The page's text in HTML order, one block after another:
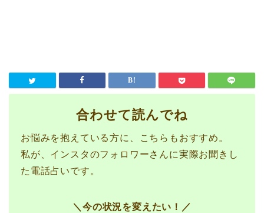
合わせて読んでね
お悩みを抱えている方に、こちらもおすすめ。
私が、インスタのフォロワーさんに実際お聞きし
た電話占いです。
＼今の状況を変えたい！／